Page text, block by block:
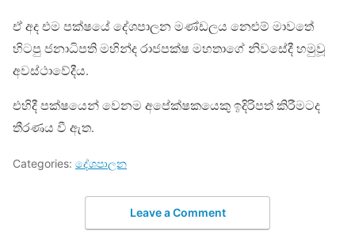
ඒ අද එම පක්ෂයේ දේශපාලන මණ්ඩලය නෙළුම් මාවතේ
හිටපු ජනාධිපති මහින්ද රාජපක්ෂ මහතාගේ නිවසේදී හමුවූ
අවස්ථාවේදීය.
එහිදී පක්ෂයෙන් වෙනම අපේක්ෂකයෙකු ඉදිරිපත් කිරීමටද
තීරණය වී ඇත.
Categories: දේශපාලන
Leave a Comment